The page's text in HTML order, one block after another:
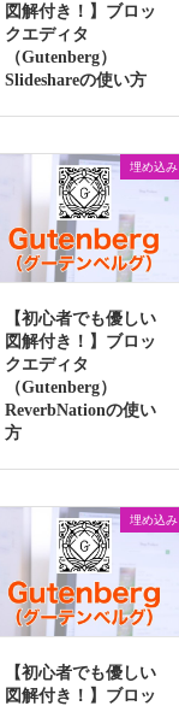
図解付き！】ブロッ
クエディタ
（Gutenberg）
Slideshareの使い方
埋め込み
【初心者でも優しい
図解付き！】ブロッ
クエディタ
（Gutenberg）
ReverbNationの使い
方
埋め込み
【初心者でも優しい
図解付き！】ブロッ